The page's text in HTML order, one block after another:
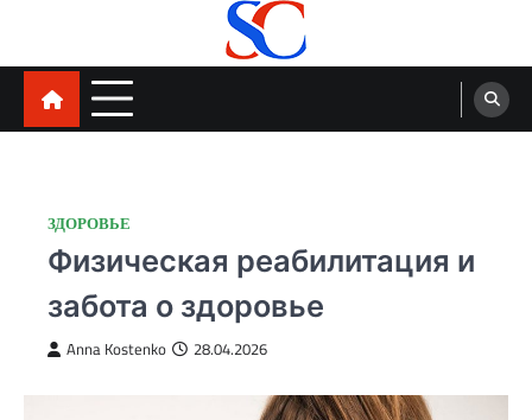
content
ЗДОРОВЬЕ
Физическая реабилитация и
забота о здоровье
Anna Kostenko 28.04.2026